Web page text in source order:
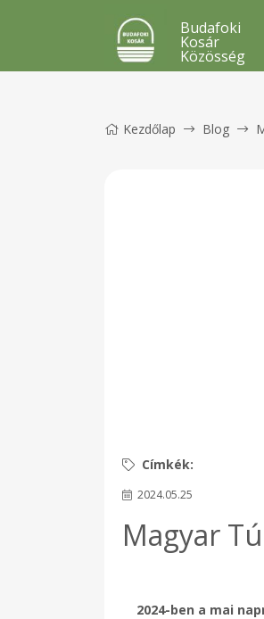
Budafoki
Kosár
Közösség
Kezdőlap Blog
2024.05.25
Magyar
2024-ben a mai